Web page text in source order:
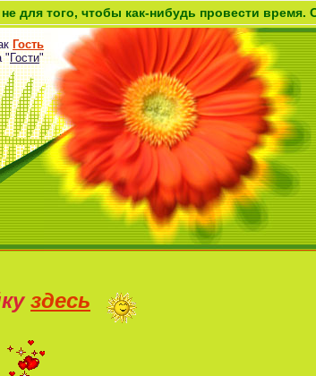
чтобы как-нибудь провести время. Она дана
Гость
"Гости"
здесь